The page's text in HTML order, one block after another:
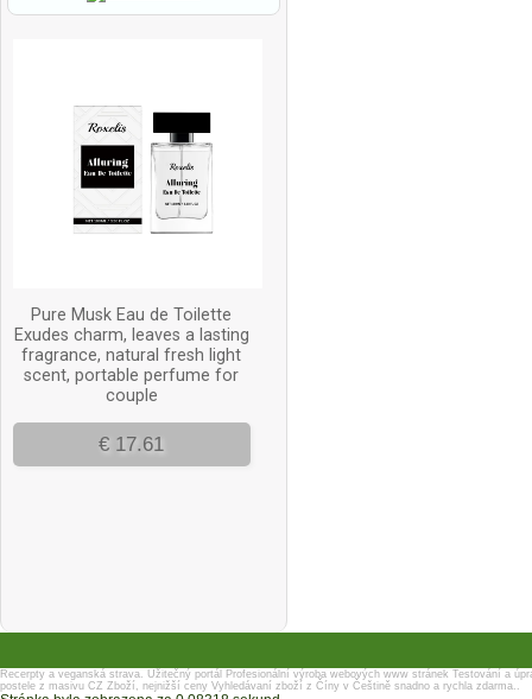
Recerpty a veganská strava. Užitečný portál Profesionální výroba webových www stránek Testování a
postele z masivu CZ Zboží, nejnižší ceny Vyhledávaní zboží z Číny v Češtině snadno a rychla zdarma..